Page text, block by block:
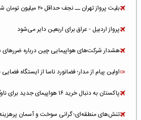
بلیت پرواز تهران ــ نجف حداقل ۲۰ میلیون تومان شد
پرواز اردبیل - عراق برای اربعین دایر می‌شود
هشدار شرکت‌های هواپیمایی چین درباره ضررهای
اولین پیام از مدار؛ فضانورد ناسا از ایستگاه
پاکستان به دنبال خرید ۱۶ هواپیمای جدید برای ناوگان PIA
تنش‌های منطقه‌ای؛ گرانی سوخت و آسمان پرهزینه